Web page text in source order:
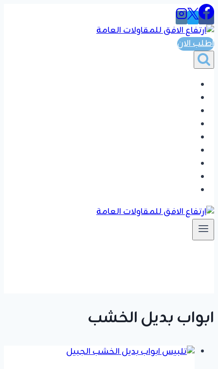
التجاوز
إلى
المحتوى
اطلب الان
ابواب بديل الخشب